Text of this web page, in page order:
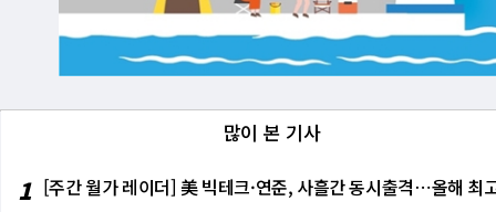
많이 본 기사
1 [주간 월가 레이더] 美 빅테크·연준, 사흘간 동시출격⋯올해 최